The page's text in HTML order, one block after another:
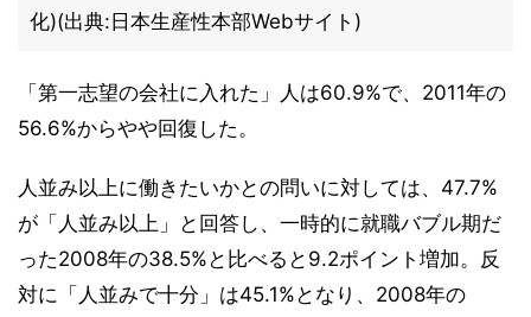
化)(出典:日本生産性本部Webサイト)
「第一志望の会社に入れた」人は60.9%で、2011年の
56.6%からやや回復した。
人並み以上に働きたいかとの問いに対しては、47.7%
が「人並み以上」と回答し、一時的に就職バブル期だ
った2008年の38.5%と比べると9.2ポイント増加。反
対に「人並みで十分」は45.1%となり、2008年の